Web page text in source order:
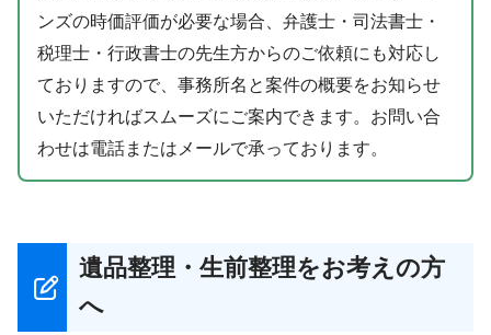
ンズの時価評価が必要な場合、弁護士・司法書士・
税理士・行政書士の先生方からのご依頼にも対応し
ておりますので、事務所名と案件の概要をお知らせ
いただければスムーズにご案内できます。お問い合
わせは電話またはメールで承っております。
遺品整理・生前整理をお考えの方
へ